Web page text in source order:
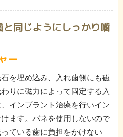
同じようにしっかり噛
ー
を埋め込み、入れ歯側にも磁
りに磁力によって固定する入
インプラント治療を行いイン
ます。バネを使用しないので
ている歯に負担をかけない